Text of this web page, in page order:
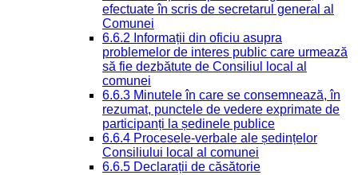
efectuate în scris de secretarul general al
Comunei
6.6.2 Informații din oficiu asupra
problemelor de interes public care urmează
să fie dezbătute de Consiliul local al
comunei
6.6.3 Minutele în care se consemnează, în
rezumat, punctele de vedere exprimate de
participanți la ședinele publice
6.6.4 Procesele-verbale ale ședințelor
Consiliului local al comunei
6.6.5 Declarații de căsătorie